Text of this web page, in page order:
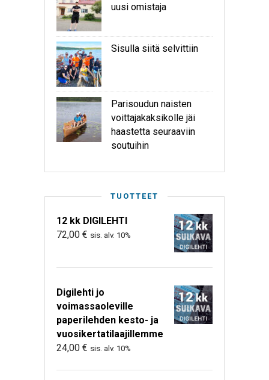
uusi omistaja
Sisulla siitä selvittiin
Parisoudun naisten
voittajakaksikolle jäi
haastetta seuraaviin
soutuihin
TUOTTEET
12 kk DIGILEHTI
72,00 € sis. alv. 10%
Digilehti jo
voimassaoleville
paperilehden kesto- ja
vuosikertatilaajillemme
24,00 € sis. alv. 10%